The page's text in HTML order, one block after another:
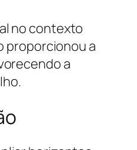
no contexto
proporcionou a
a